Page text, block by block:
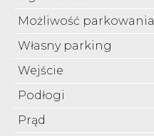
Możliwość parkowania
Własny parking
Wejście
Podłogi
Prąd